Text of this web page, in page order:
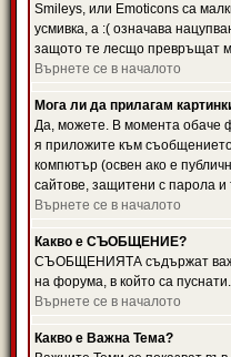
Smileys, или Emoticons са
усмивка, а :( означава
защото те лесщо превръщат
Върнете се в началото
Мога ли да прилагам
Да, можете. В момента обаче
я приложите към
компютър (освен ако е
сайтове, защитени с парола и
Върнете се в началото
Какво е СЪОБЩЕНИЕ?
СЪОБЩЕНИЯТА съдържат
на форума, в който са
Върнете се в началото
Какво е Важна Тема?